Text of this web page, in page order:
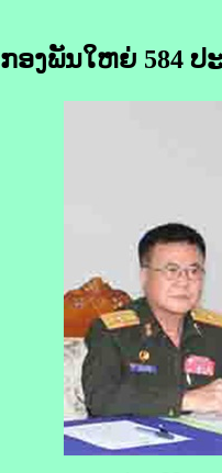
ກອງພັນໃຫຍ່ 584 ປ